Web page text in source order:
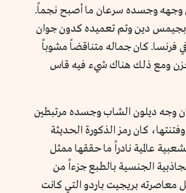
وجسده سرعان ما أصبح نجماً.
بجيمس دين وتم تعميده كدون جوان
فرنسا. كان جماله متناقضاً مشوباً
ومع ذلك هناك شيء فيه قاس
وجه ديلون الشاب وجسده مرتبطين
كان رمز الذكورة الحديثة
عالمية نادراً ما حققها ممثل
الجنسية بالطبع جزءاً من
معاصرته بريجيت باردو التي كانت